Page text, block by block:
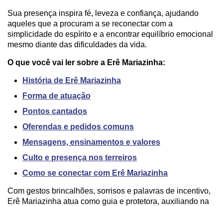
Sua presença inspira fé, leveza e confiança, ajudando
aqueles que a procuram a se reconectar com a
simplicidade do espírito e a encontrar equilíbrio emocional
mesmo diante das dificuldades da vida.
O que você vai ler sobre a Erê Mariazinha:
História de Erê Mariazinha
Forma de atuação
Pontos cantados
Oferendas e pedidos comuns
Mensagens, ensinamentos e valores
Culto e presença nos terreiros
Como se conectar com Erê Mariazinha
Com gestos brincalhões, sorrisos e palavras de incentivo,
Erê Mariazinha atua como guia e protetora, auxiliando na